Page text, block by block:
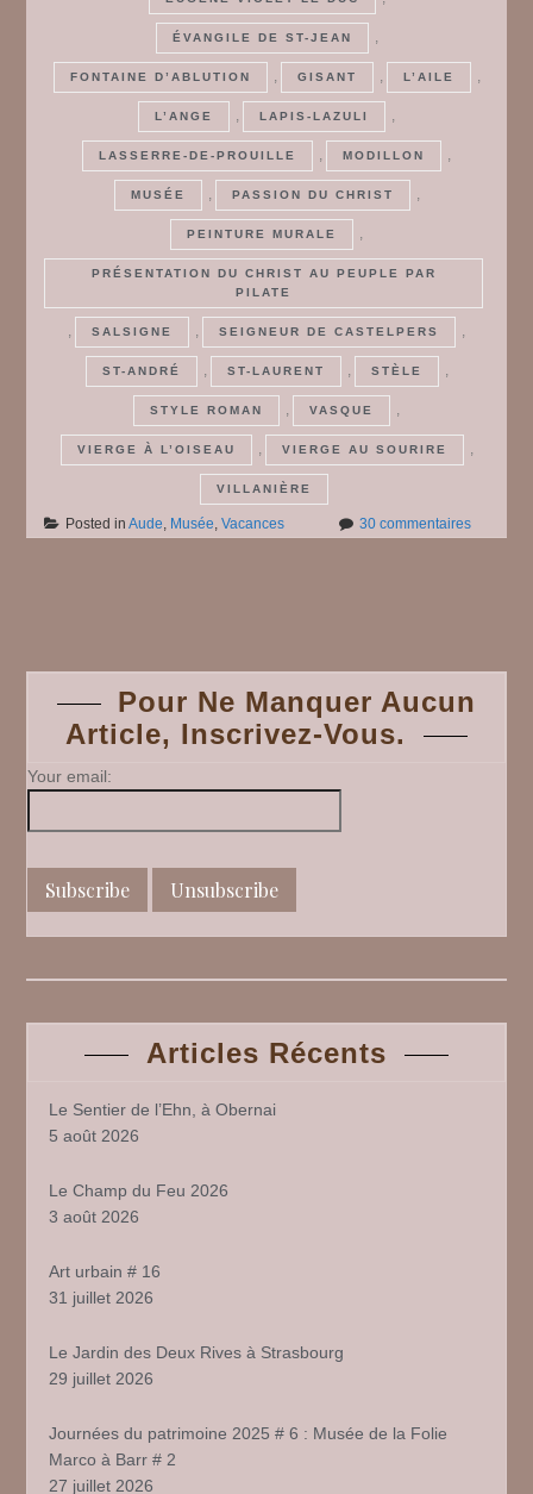
ÉVANGILE DE ST-JEAN ,
FONTAINE D’ABLUTION , GISANT , L’AILE ,
L’ANGE , LAPIS-LAZULI ,
LASSERRE-DE-PROUILLE , MODILLON ,
MUSÉE , PASSION DU CHRIST ,
PEINTURE MURALE ,
PRÉSENTATION DU CHRIST AU PEUPLE PAR
PILATE
, SALSIGNE , SEIGNEUR DE CASTELPERS ,
ST-ANDRÉ , ST-LAURENT , STÈLE ,
STYLE ROMAN , VASQUE ,
VIERGE À L’OISEAU , VIERGE AU SOURIRE ,
VILLANIÈRE
Posted inAude, Musée,Vacances 30 commentairessur
navigation
Pour Ne Manquer Aucun
Article, Inscrivez-Vous.
Your email:
Articles Récents
Le Sentier de l’Ehn, à Obernai
5 août 2026
Le Champ du Feu 2026
3 août 2026
Art urbain # 16
31 juillet 2026
Le Jardin des Deux Rives à Strasbourg
29 juillet 2026
Journées du patrimoine 2025 # 6 : Musée de la Folie
Marco à Barr # 2
27 juillet 2026